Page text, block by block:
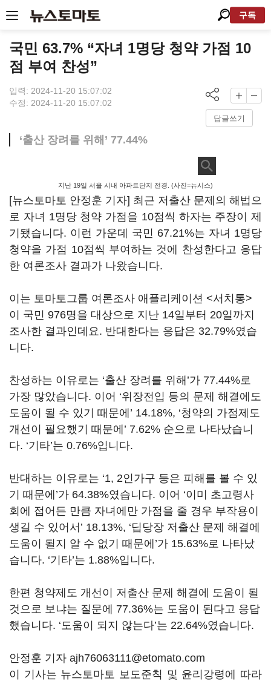
구독
국민 63.7% “자녀 1명당 청약 가점 10
점 부여 찬성”
입력: 2024-11-20 15:07:02
수정: 2024-11-20 15:07:02
답글쓰기
‘출산 장려를 위해’ 77.44%
지난 19일 서울 시내 아파트단지 전경. (사진=뉴시스)
[뉴스토마토 안정훈 기자] 최근 저출산 문제의 해법으
로 자녀 1명당 청약 가점을 10점씩 하자는 주장이 제
기됐습니다. 이런 가운데 국민 67.21%는 자녀 1명당
청약을 가점 10점씩 부여하는 것에 찬성한다고 응답
한 여론조사 결과가 나왔습니다.
이는 토마토그룹 여론조사 애플리케이션 <서치통>
이 국민 976명을 대상으로 지난 14일부터 20일까지
조사한 결과인데요. 반대한다는 응답은 32.79%였습
니다.
찬성하는 이유로는 ‘출산 장려를 위해’가 77.44%로
가장 많았습니다. 이어 ‘위장전입 등의 문제 해결에도
도움이 될 수 있기 때문에’ 14.18%, ‘청약의 가점제도
개선이 필요했기 때문에’ 7.62% 순으로 나타났습니
다. ‘기타’는 0.76%입니다.
반대하는 이유로는 ‘1, 2인가구 등은 피해를 볼 수 있
기 때문에’가 64.38%였습니다. 이어 ‘이미 초고령사
회에 접어든 만큼 자녀에만 가점을 줄 경우 부작용이
생길 수 있어서’ 18.13%, ‘딥당장 저출산 문제 해결에
도움이 될지 알 수 없기 때문에’가 15.63%로 나타났
습니다. ‘기타’는 1.88%입니다.
한편 청약제도 개선이 저출산 문제 해결에 도움이 될
것으로 보냐는 질문에 77.36%는 도움이 된다고 응답
했습니다. ‘도움이 되지 않는다’는 22.64%였습니다.
안정훈 기자 ajh76063111@etomato.com
이 기사는 뉴스토마토 보도준칙 및 윤리강령에 따라